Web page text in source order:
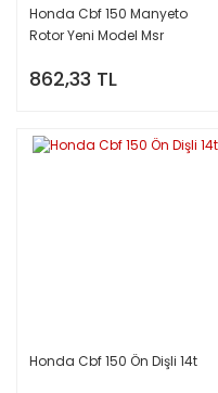
Honda Cbf 150 Manyeto
Rotor Yeni Model Msr
862,33 TL
Honda Cbf 150 Ön Dişli 14t